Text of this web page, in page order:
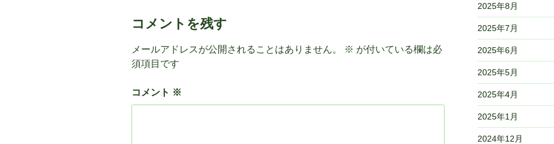
コメントを残す
メールアドレスが公開されることはありません。 ※ が付いている欄は必
須項目です
コメント ※
2025年8月
2025年7月
2025年6月
2025年5月
2025年4月
2025年1月
2024年12月